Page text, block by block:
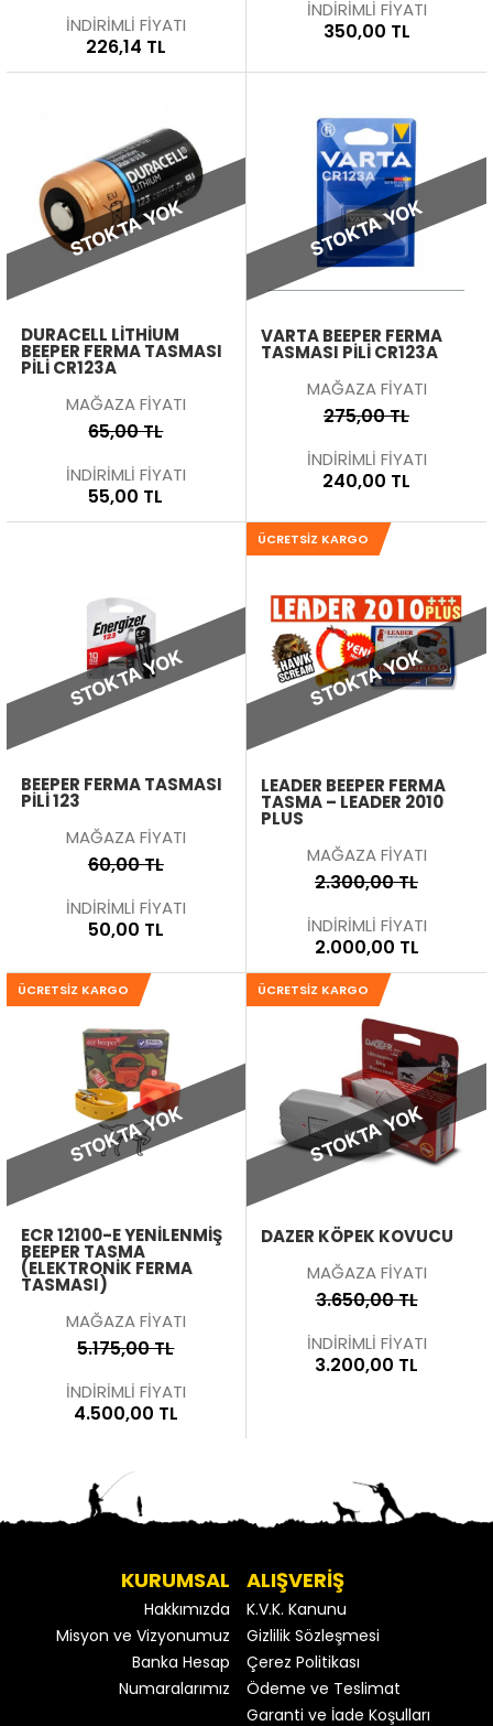
İNDİRİMLİ FİYATI
226,14 TL
İNDİRİMLİ FİYATI
350,00 TL
STOKTA YOK
DURACELL LITHIUM
BEEPER FERMA TASMASI
PILI CR123A
MAĞAZA FİYATI
65,00 TL
İNDİRİMLİ FİYATI
55,00 TL
STOKTA YOK
VARTA BEEPER FERMA
TASMASI PİLİ CR123A
MAĞAZA FİYATI
275,00 TL
İNDİRİMLİ FİYATI
240,00 TL
STOKTA YOK
BEEPER FERMA TASMASI
PİLİ 123
MAĞAZA FİYATI
60,00 TL
İNDİRİMLİ FİYATI
50,00 TL
STOKTA YOK
ÜCRETSIZ KARGO
LEADER BEEPER FERMA
TASMA – LEADER 2010
PLUS
MAĞAZA FİYATI
2.300,00 TL
İNDİRİMLİ FİYATI
2.000,00 TL
STOKTA YOK
ÜCRETSIZ KARGO
ECR 12100-E YENİLENMİŞ
BEEPER TASMA
(ELEKTRONIK FERMA
TASMASI)
MAĞAZA FİYATI
5.175,00 TL
İNDİRİMLİ FİYATI
4.500,00 TL
STOKTA YOK
ÜCRETSIZ KARGO
DAZER KÖPEK KOVUCU
MAĞAZA FİYATI
3.650,00 TL
İNDİRİMLİ FİYATI
3.200,00 TL
KURUMSAL
Hakkımızda
Misyon ve Vizyonumuz
Banka Hesap
Numaralarımız
ALIŞVERİŞ
K.V.K. Kanunu
Gizlilik Sözleşmesi
Çerez Politikası
Ödeme ve Teslimat
Garanti ve İade Koşulları